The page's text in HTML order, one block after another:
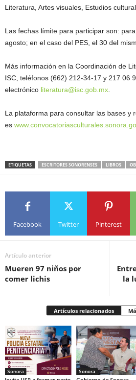
Literatura, Artes visuales, Estudios
Las fechas límite para participar son:
agosto; en el caso del PES, el 30 del
Más información en la Coordinación de
ISC, teléfonos (662) 212-34-17 y 217 06
electrónico literatura@isc.gob.mx
La plataforma para consultar las bases y
es
ETIQUETAS ESCRITORES SONORENSES LIBROS
Facebook Twitter Pinterest
Artículo anterior
Mueren 97 niños por
comer lichis
la
Artículos relacionados
Sonora Sonora